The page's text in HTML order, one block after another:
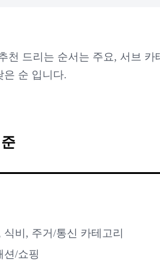
천 드리는 순서는 주요, 서브 카
은 순 입니다.
비, 주거/통신 카테고리
션/쇼핑